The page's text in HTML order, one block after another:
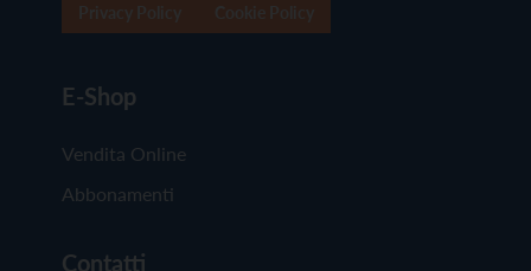
E-Shop
Vendita Online
Abbonamenti
Contatti